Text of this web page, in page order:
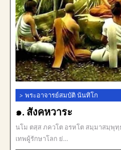
> พระอาจารย์สมบัติ นันทิโก
๑. สังคหวาระ
นโม ตสฺส ภควโต อรหโต สมฺมาสมฺพุ
เทพผู้รักษาโลก ย่…